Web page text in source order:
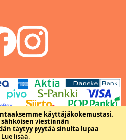
käyttäjäkokemustasi.
viestinnän
täytyy pyytää sinulta lupaa
Lue lisää.